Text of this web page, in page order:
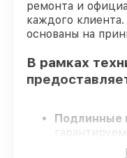
ремонта и
каждого
основаны на
В рамках
Подлинные
для